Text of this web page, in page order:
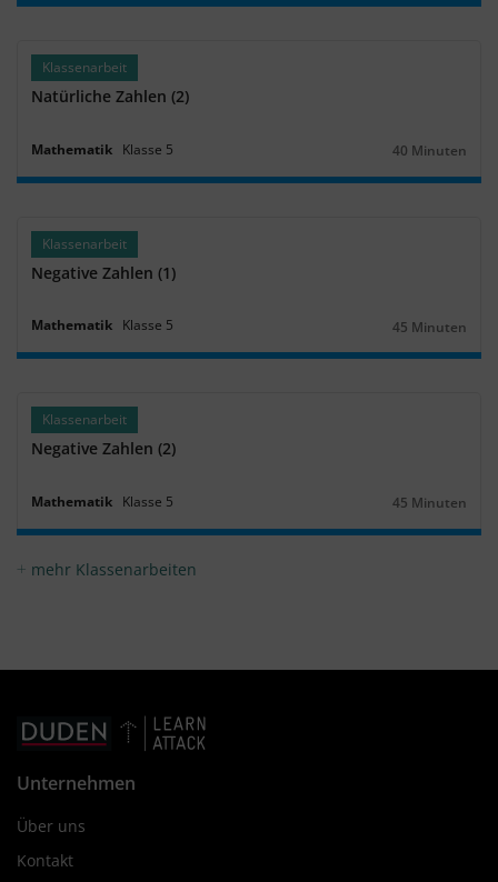
Klassenarbeit
Natürliche Zahlen (2)
Mathematik Klasse 5
Dauer:
40 Minuten
Klassenarbeit
Negative Zahlen (1)
Mathematik Klasse 5
Dauer:
45 Minuten
Klassenarbeit
Negative Zahlen (2)
Mathematik Klasse 5
Dauer:
45 Minuten
mehr Klassenarbeiten
Unternehmen
Über uns
Kontakt